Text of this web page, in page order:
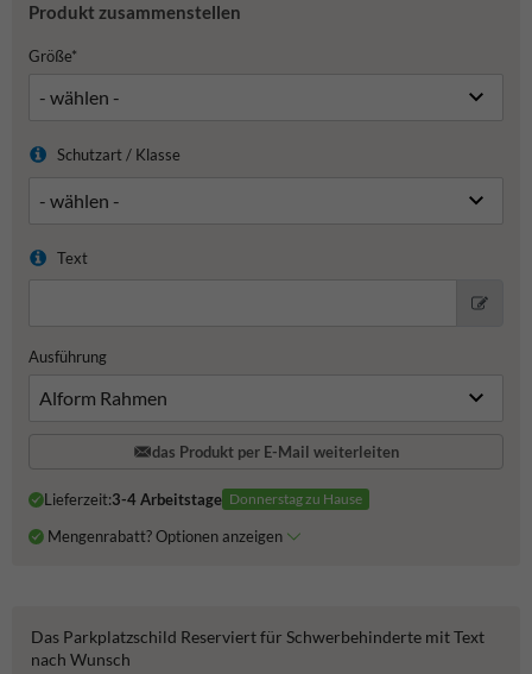
Produkt zusammenstellen
Größe*
Schutzart / Klasse
Text
Ausführung
das Produkt per E-Mail weiterleiten
Lieferzeit:3-4 Arbeitstage Donnerstag zu Hause
Mengenrabatt? Optionen anzeigen
Das Parkplatzschild Reserviert für Schwerbehinderte mit Text
nach Wunsch